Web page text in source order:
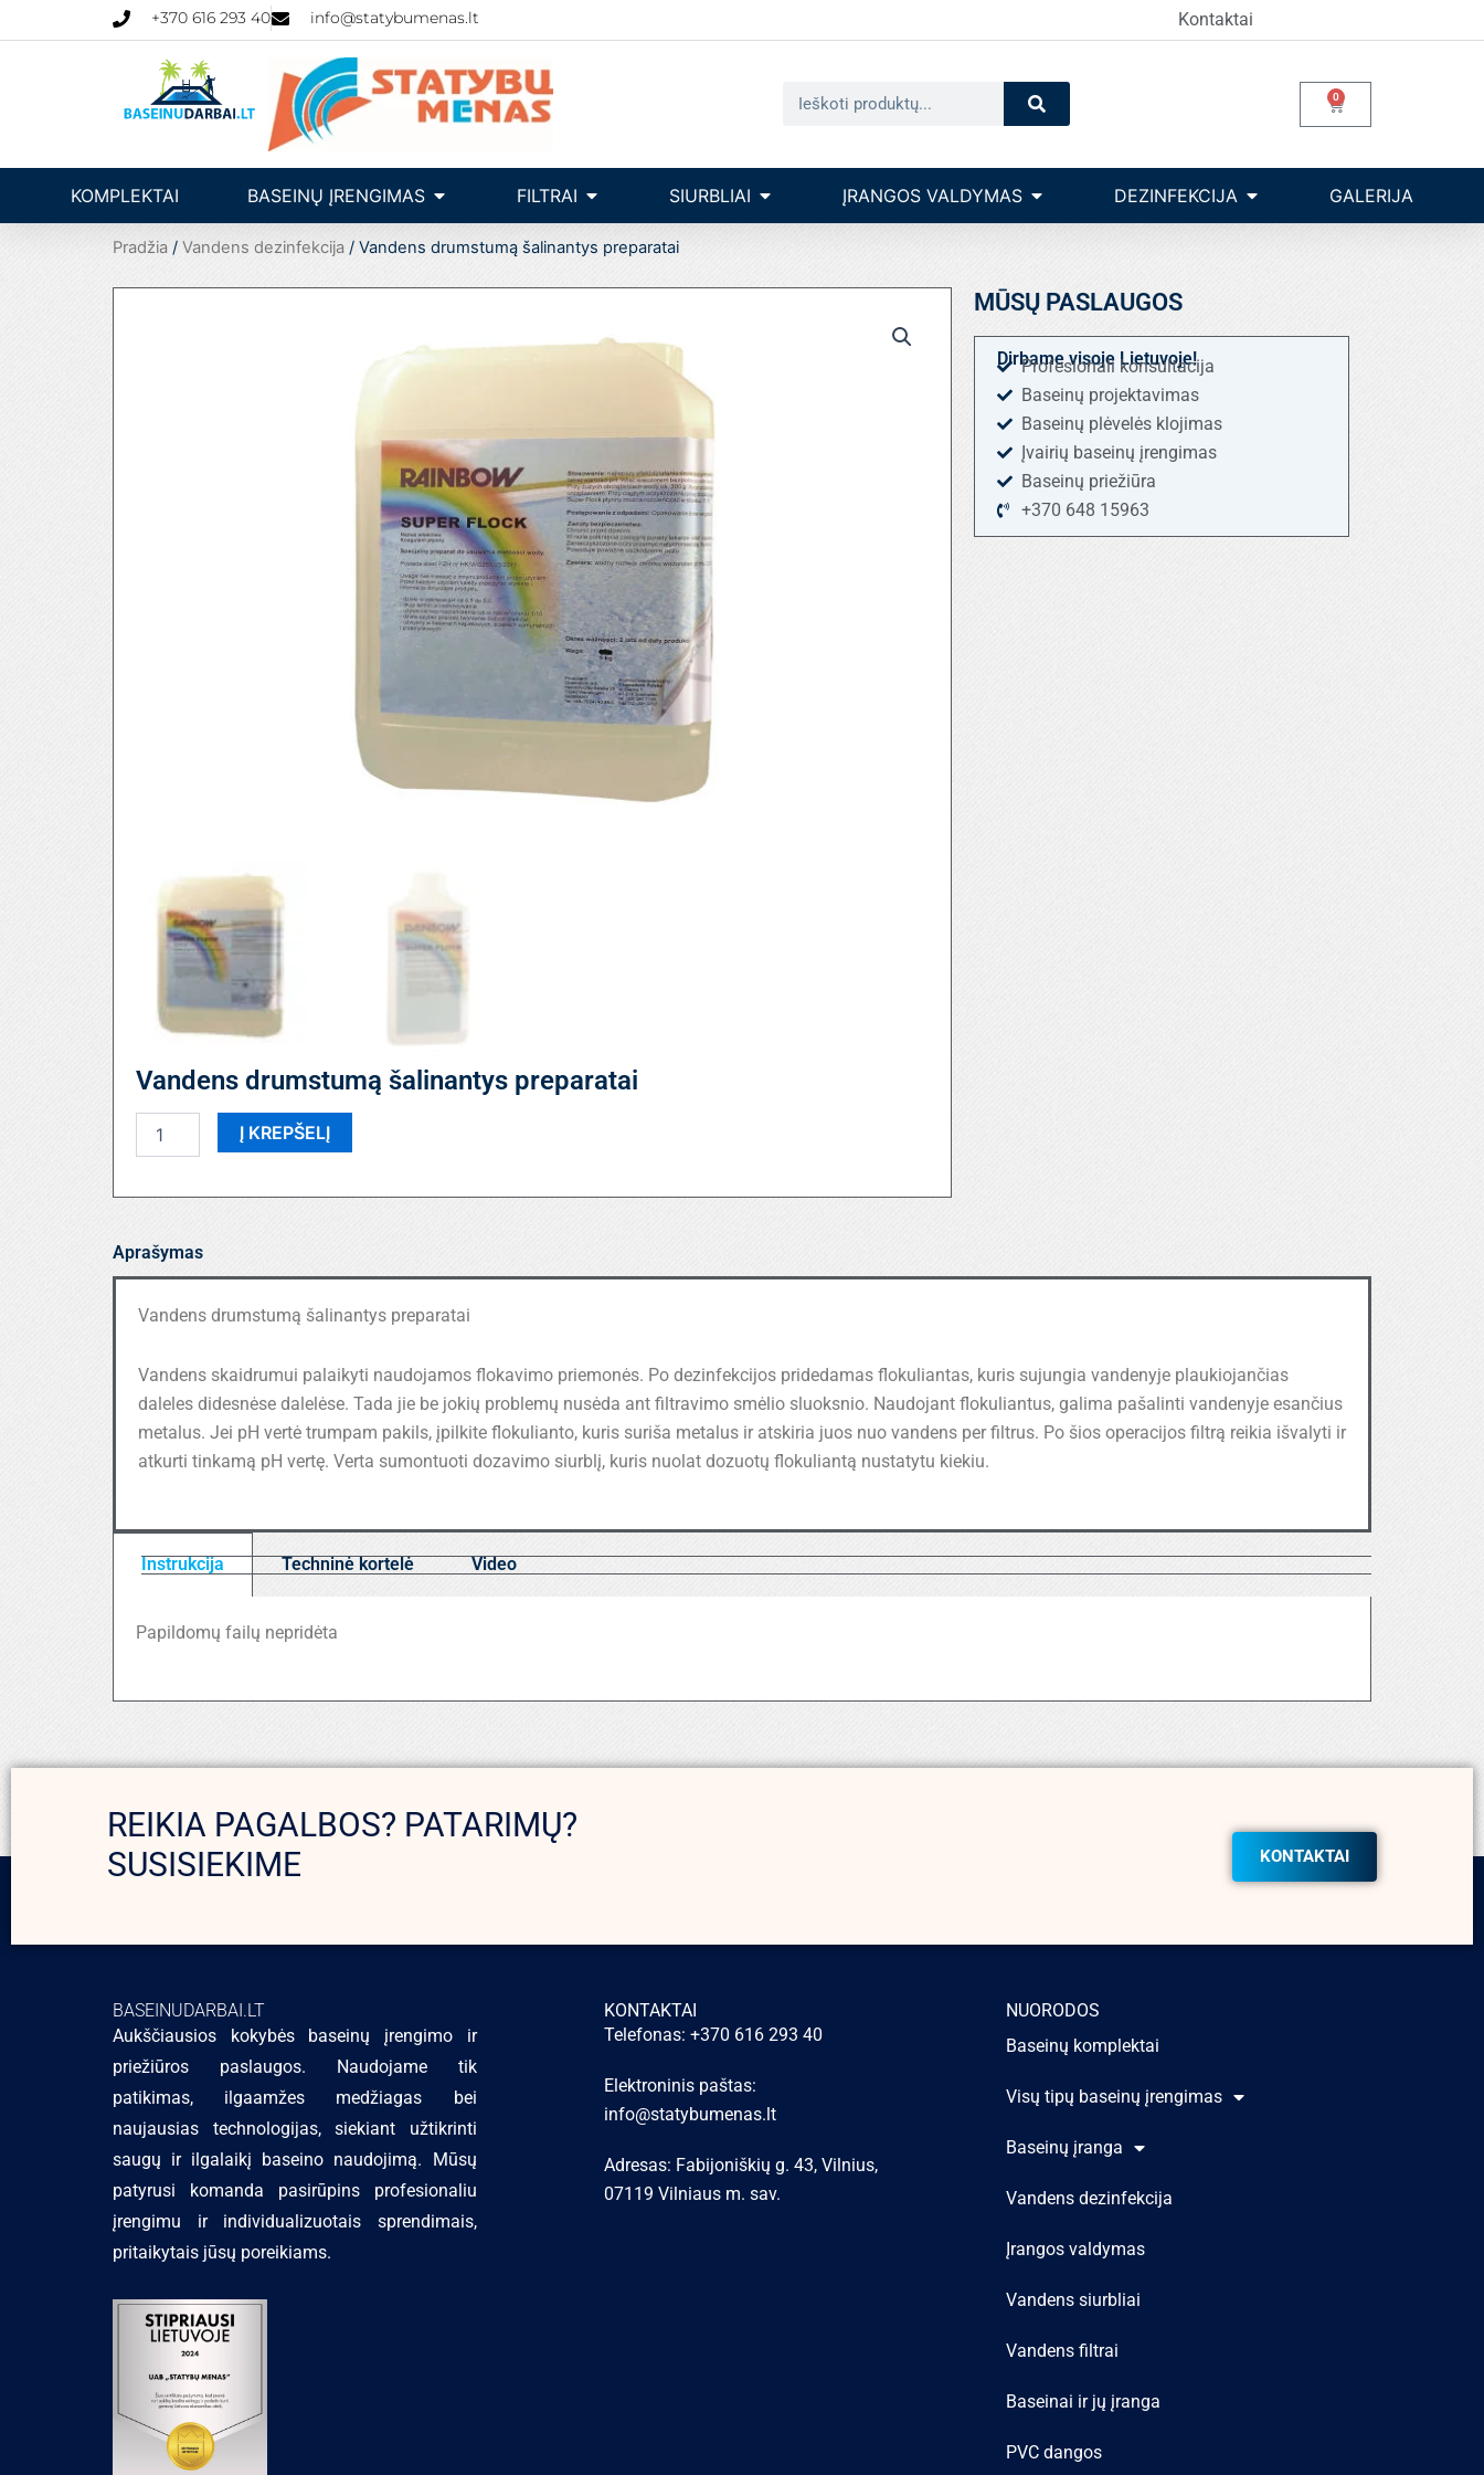
prie
+370 616 293 40 info@statybumenas.lt Kontaktai
Search 0
Cart
KOMPLEKTAI BASEINŲ ĮRENGIMAS Open Baseinų įrengimas
FILTRAI Open filtraiSIURBLIAI Open siurbliaiĮRANGOS VALDYMAS Open Įrangos valdymas
DEZINFEKCIJA Open dezinfekcija
GALERIJA
Pradžia / Vandens dezinfekcija / Vandens drumstumą šalinantys preparatai
Vandens drumstumą šalinantys preparatai
kiekis:
Į KREPŠELĮ
MŪSŲ PASLAUGOS
Dirbame visoje Lietuvoje!
Profesionali konsultacija
Baseinų projektavimas
Baseinų plėvelės klojimas
Įvairių baseinų įrengimas
Baseinų priežiūra
+370 648 15963
Aprašymas
Vandens drumstumą šalinantys preparatai
Vandens skaidrumui palaikyti naudojamos flokavimo priemonės. Po dezinfekcijos pridedamas flokuliantas, kuris sujungia vandenyje plaukiojančias
daleles didesnėse dalelėse. Tada jie be jokių problemų nusėda ant filtravimo smėlio sluoksnio. Naudojant flokuliantus, galima pašalinti vandenyje esančius
metalus. Jei pH vertė trumpam pakils, įpilkite flokulianto, kuris suriša metalus ir atskiria juos nuo vandens per filtrus. Po šios operacijos filtrą reikia išvalyti ir
atkurti tinkamą pH vertę. Verta sumontuoti dozavimo siurblį, kuris nuolat dozuotų flokuliantą nustatytu kiekiu.
Instrukcija Techninė kortelė Video
Papildomų failų nepridėta
REIKIA PAGALBOS? PATARIMŲ?
SUSISIEKIME
KONTAKTAI
BASEINUDARBAI.LT
Aukščiausios kokybės baseinų įrengimo ir
priežiūros paslaugos. Naudojame tik
patikimas, ilgaamžes medžiagas bei
naujausias technologijas, siekiant užtikrinti
saugų ir ilgalaikį baseino naudojimą. Mūsų
patyrusi komanda pasirūpins profesionaliu
įrengimu ir individualizuotais sprendimais,
pritaikytais jūsų poreikiams.
KONTAKTAI
Telefonas: +370 616 293 40
Elektroninis paštas:
info@statybumenas.lt
Adresas: Fabijoniškių g. 43, Vilnius,
07119 Vilniaus m. sav.
NUORODOS
Baseinų komplektai
Visų tipų baseinų įrengimas
Baseinų įranga
Vandens dezinfekcija
Įrangos valdymas
Vandens siurbliai
Vandens filtrai
Baseinai ir jų įranga
PVC dangos